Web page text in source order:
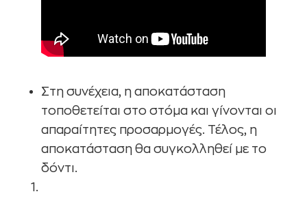
Στη συνέχεια, η αποκατάσταση
τοποθετείται στο στόμα και γίνονται οι
απαραίτητες προσαρμογές. Τέλος, η
αποκατάσταση θα συγκολληθεί με το
δόντι.